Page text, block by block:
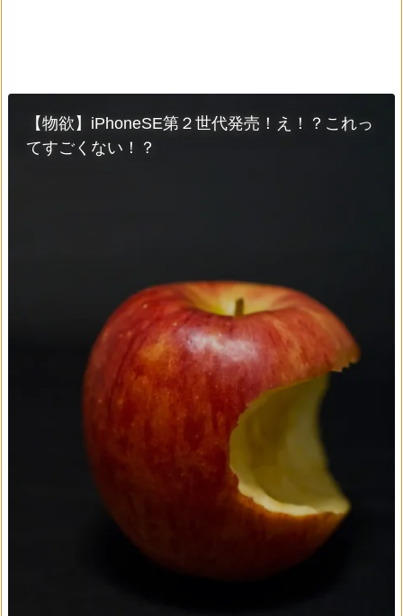
【物欲】iPhoneSE第２世代発売！え！？これっ
てすごくない！？